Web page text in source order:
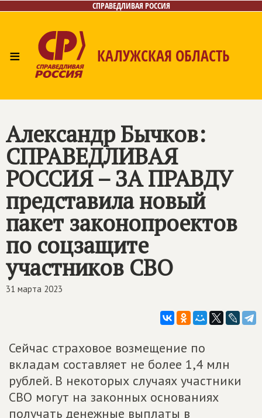
СПРАВЕДЛИВАЯ РОССИЯ
≡ КАЛУЖСКАЯ ОБЛАСТЬ
Контакты
Александр Бычков:
СПРАВЕДЛИВАЯ
РОССИЯ – ЗА ПРАВДУ
представила новый
пакет законопроектов
по соцзащите
участников СВО
31 марта 2023
Сейчас страховое возмещение по
вкладам составляет не более 1,4 млн
рублей. В некоторых случаях участники
СВО могут на законных основаниях
получать денежные выплаты в